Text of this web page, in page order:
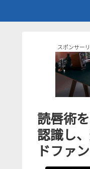
スポンサー
読唇術
認識し
ドファ